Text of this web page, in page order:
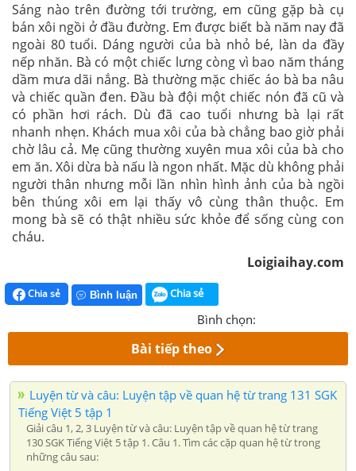
Sáng nào trên đường tới trường, em cũng gặp bà cụ
bán xôi ngồi ở đầu đường. Em được biết bà năm nay đã
ngoài 80 tuổi. Dáng người của bà nhỏ bé, làn da đầy
nếp nhăn. Bà có một chiếc lưng còng vì bao năm tháng
dầm mưa dãi nắng. Bà thường mặc chiếc áo bà ba nâu
và chiếc quần đen. Đầu bà đội một chiếc nón đã cũ và
có phần hơi rách. Dù đã cao tuổi nhưng bà lại rất
nhanh nhẹn. Khách mua xôi của bà chẳng bao giờ phải
chờ lâu cả. Mẹ cũng thường xuyên mua xôi của bà cho
em ăn. Xôi dừa bà nấu là ngon nhất. Mặc dù không phải
người thân nhưng mỗi lần nhìn hình ảnh của bà ngồi
bên thúng xôi em lại thấy vô cùng thân thuộc. Em
mong bà sẽ có thật nhiều sức khỏe để sống cùng con
cháu.
Loigiaihay.com
Chia sẻ Bình luận Chia sẻ
Bình chọn:
Bài tiếp theo
Luyện từ và câu: Luyện tập về quan hệ từ trang 131 SGK
Tiếng Việt 5 tập 1
Giải câu 1, 2, 3 Luyện từ và câu: Luyện tập về quan hệ từ trang
130 SGK Tiếng Việt 5 tập 1. Câu 1. Tìm các cặp quan hệ từ trong
những câu sau: